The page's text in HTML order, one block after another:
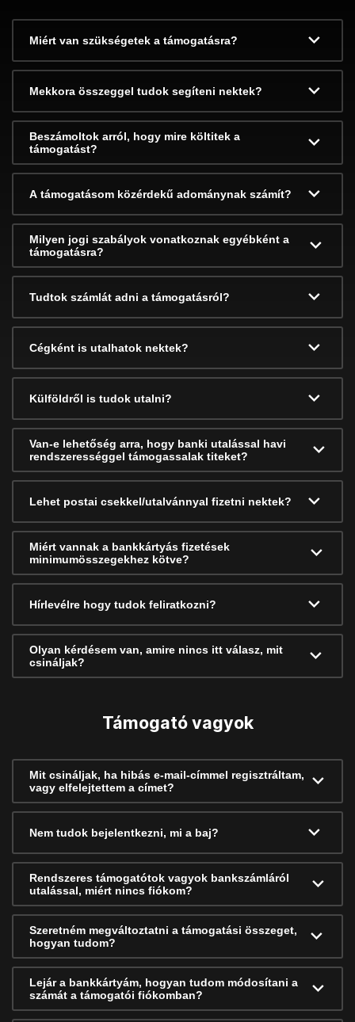
Miért van szükségetek a támogatásra?
Mekkora összeggel tudok segíteni nektek?
Beszámoltok arról, hogy mire költitek a
támogatást?
A támogatásom közérdekű adománynak számít?
Milyen jogi szabályok vonatkoznak egyébként a
támogatásra?
Tudtok számlát adni a támogatásról?
Cégként is utalhatok nektek?
Külföldről is tudok utalni?
Van-e lehetőség arra, hogy banki utalással havi
rendszerességgel támogassalak titeket?
Lehet postai csekkel/utalvánnyal fizetni nektek?
Miért vannak a bankkártyás fizetések
minimumösszegekhez kötve?
Hírlevélre hogy tudok feliratkozni?
Olyan kérdésem van, amire nincs itt válasz, mit
csináljak?
Támogató vagyok
Mit csináljak, ha hibás e-mail-címmel regisztráltam,
vagy elfelejtettem a címet?
Nem tudok bejelentkezni, mi a baj?
Rendszeres támogatótok vagyok bankszámláról
utalással, miért nincs fiókom?
Szeretném megváltoztatni a támogatási összeget,
hogyan tudom?
Lejár a bankkártyám, hogyan tudom módosítani a
számát a támogatói fiókomban?